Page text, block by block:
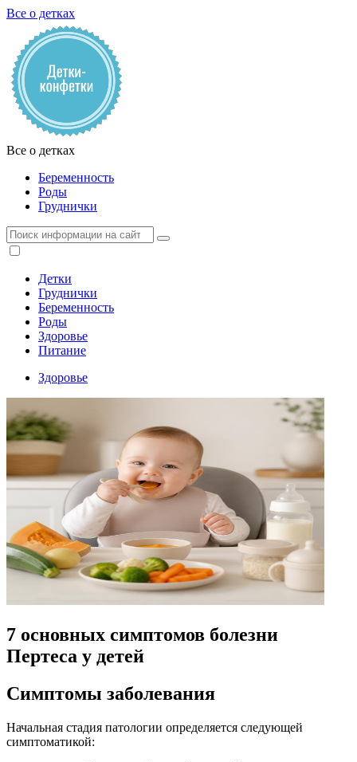
Все о детках
Все о детках
Беременность
Роды
Груднички
Детки
Груднички
Беременность
Роды
Здоровье
Питание
Здоровье
7 основных симптомов болезни
Пертеса у детей
Симптомы заболевания
Начальная стадия патологии определяется следующей
симптоматикой: